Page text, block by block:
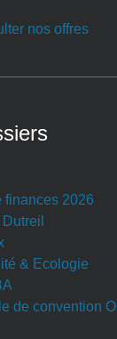
nos offres
finances 2026
& Ecologie
de convention